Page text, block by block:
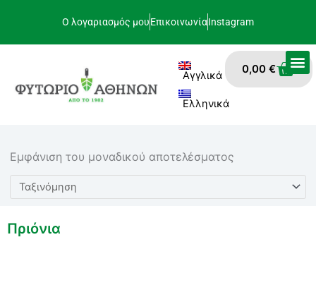
περιεχόμενο
Ο λογαριασμός μουΕπικοινωνίαInstagram
Αγγλικά
Ελληνικά
0,00€
Εμφάνιση του μοναδικού αποτελέσματος
Πριόνια